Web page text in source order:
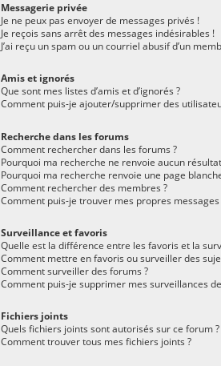
Messagerie privée
Je ne peux pas envoyer de messages privés !
Je reçois sans arrêt des messages indésirables !
J’ai reçu un spam ou un courriel abusif d’un
Amis et ignorés
Que sont mes listes d’amis et d’ignorés ?
Comment puis-je ajouter/supprimer des
Recherche dans les forums
Comment rechercher dans les forums ?
Pourquoi ma recherche ne renvoie aucun
Pourquoi ma recherche renvoie une page
Comment rechercher des membres ?
Comment puis-je trouver mes propres messages
Surveillance et favoris
Quelle est la différence entre les favoris et la
Comment mettre en favoris ou surveiller des
Comment surveiller des forums ?
Comment puis-je supprimer mes surveillances
Fichiers joints
Quels fichiers joints sont autorisés sur ce forum ?
Comment trouver tous mes fichiers joints ?